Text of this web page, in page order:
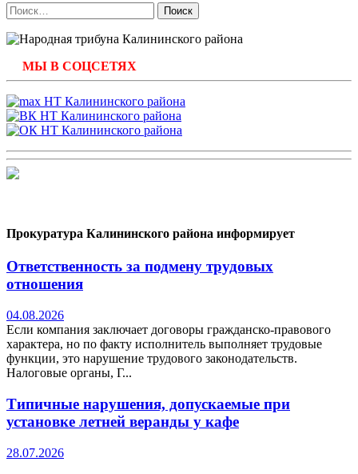
Найти:
МЫ В СОЦСЕТЯХ
Прокуратура Калининского района информирует
Ответственность за подмену трудовых
отношения
04.08.2026
Если компания заключает договоры гражданско-правового
характера, но по факту исполнитель выполняет трудовые
функции, это нарушение трудового законодательств.
Налоговые органы, Г...
Типичные нарушения, допускаемые при
установке летней веранды у кафе
28.07.2026